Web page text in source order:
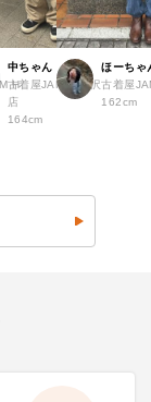
H
中ちゃん
古着屋JAM 下北沢
店
164cm
ほーちゃ
古着屋
162cm